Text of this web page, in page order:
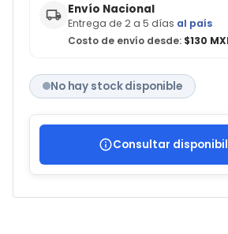
Envío Nacional
Entrega de 2 a 5 días al país
Costo de envío desde: $130
No hay stock disponible
Consultar